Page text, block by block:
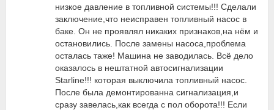
низкое давление в топливной системы!!! Сделали
заключение,что неисправен топливный насос в
баке. Он не проявлял никаких признаков,на нём и
остановились. После замены насоса,проблема
осталась таже! Машина не заводилась. Всё дело
оказалось в нештатной автосигнализации
Starline!!! которая выключила топливный насос.
После была демонтированна сигнализация,и
сразу завелась,как всегда с пол оборота!!! Если